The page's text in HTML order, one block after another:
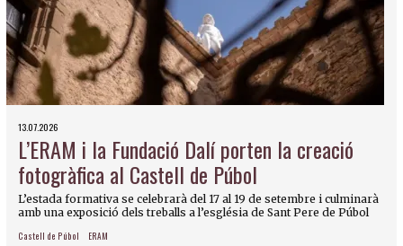
13.07.2026
L’ERAM i la Fundació Dalí porten la creació
fotogràfica al Castell de Púbol
L’estada formativa se celebrarà del 17 al 19 de setembre i culminarà
amb una exposició dels treballs a l’església de Sant Pere de Púbol
Castell de Púbol ERAM